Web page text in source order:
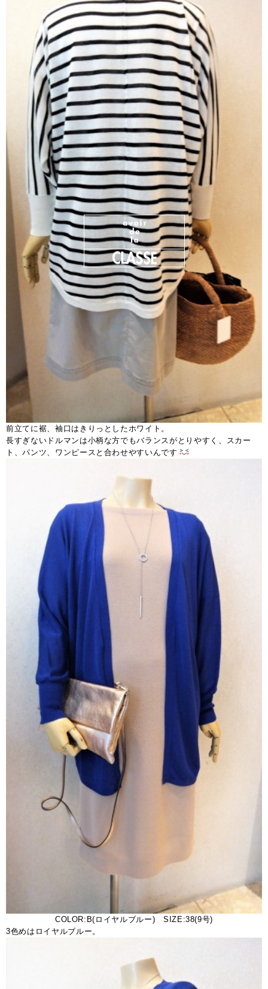
前立てに裾、袖口はきりっとしたホワイト。
長すぎないドルマンは小柄な方でもバランスがとりやすく、スカー
ト、パンツ、ワンピースと合わせやすいんです
COLOR:B(ロイヤルブルー) SIZE:38(9号)
3色めはロイヤルブルー。